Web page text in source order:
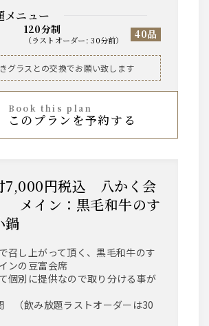
メニュー
120分制
（ ラストオーダー:30分前） 40品
、焼酎芋・麦、レモンサワー、ワイン
グラスとの交換でお願い致します
book this plan
このプランを予約する
メイン：黒毛和牛のす
鍋
召し上がって頂く、黒毛和牛のす
ンの豆富会席
個別に提供なので取り分ける事が
（飲み放題ラストオーダーは30